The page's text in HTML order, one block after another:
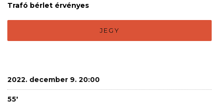
Trafó bérlet érvényes
JEGY
2022. december 9. 20:00
55'